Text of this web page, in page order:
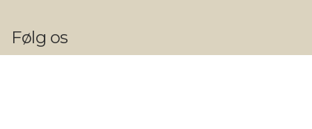
Følg os